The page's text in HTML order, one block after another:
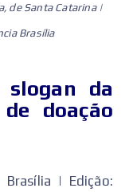
de Santa Catarina |
Brasília
da
doação
| Edição: